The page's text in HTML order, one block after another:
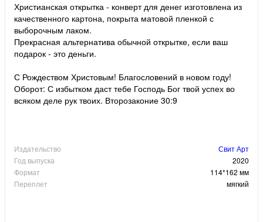
Христианская открытка - конверт для денег изготовлена из
качественного картона, покрыта матовой пленкой с
выборочным лаком.
Прекрасная альтернатива обычной открытке, если ваш
подарок - это деньги.
С Рождеством Христовым! Благословений в новом году!
Оборот: С избытком даст тебе Господь Бог твой успех во
всяком деле рук твоих. Второзаконие 30:9
Издательство
Свит Арт
Год выпуска
2020
Формат
114*162 мм
Переплет
мягкий